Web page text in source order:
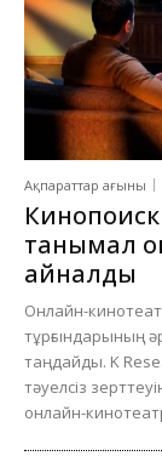
Ақпараттар ағыны
Кинопоиск
танымал
айналды
Онлайн-
тұрғындарының
таңдайды. K
тәуелсіз
онлайн-